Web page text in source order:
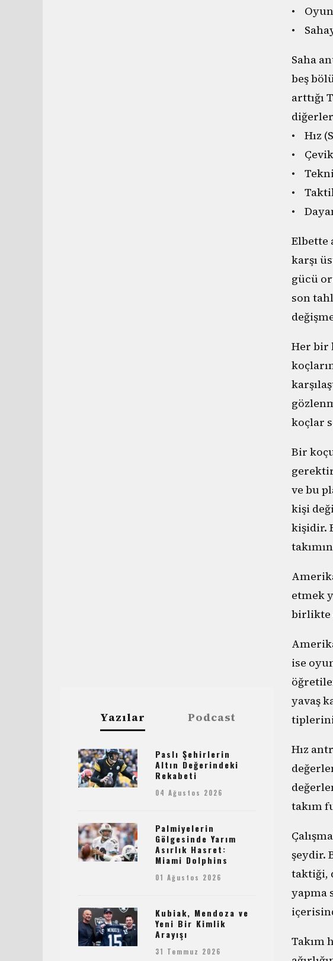
•
•
Saha
beş
arttığı
• Hız
•
•
•
•
Elbette
karşı
gücü
son
Her bir
koçlar
Bir
ve bu
kişi
kişidir.
etmek
birlikte
ise
yavaş
Hız
takım
şeydir.
taktiği,
yapma
Takım
Yazılar Podcast
Paslı Şehirlerin
Altın Değerindeki
Rekabeti
04 Ağustos 2026
Palmiyelerin
Gölgesinde Yarım
Asırlık Hasret:
Miami Dolphins
01 Ağustos 2026
Kubiak, Mendoza ve
Yeni Bir Kimlik
Arayışı
31 Temmuz 2026